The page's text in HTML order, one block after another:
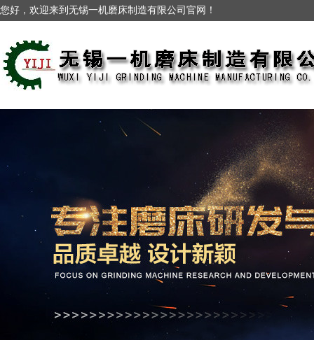
您好，欢迎来到无锡一机磨床制造有限公司官网！